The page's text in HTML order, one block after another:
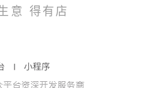
意 得有店